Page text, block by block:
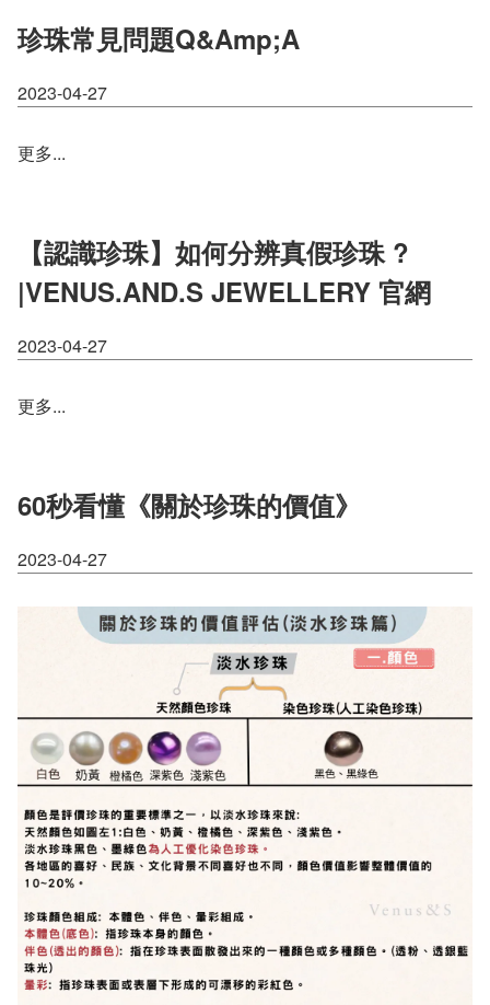
珍珠常見問題Q&amp;A
2023-04-27
更多...
【認識珍珠】如何分辨真假珍珠 ?
|VENUS.AND.S JEWELLERY 官網
2023-04-27
更多...
60秒看懂《關於珍珠的價值》
2023-04-27